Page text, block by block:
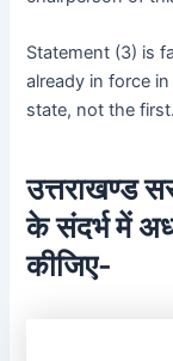
Statement (3) is
already in force
state, not the first.
उत्तराखण्ड
के संदर्भ में
कीजिए-